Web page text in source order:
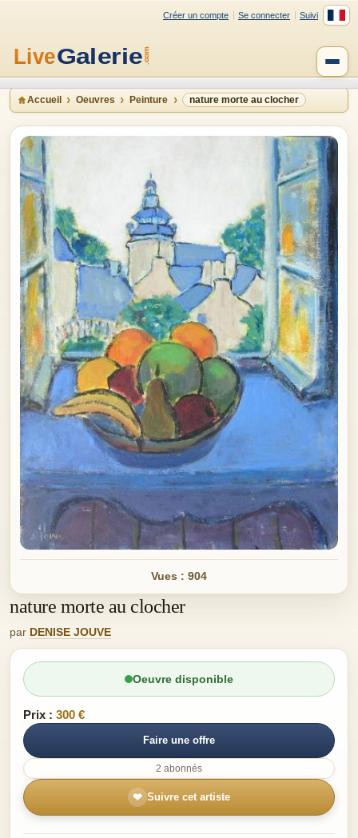
Créer un compte Se connecter Suivi
Accueil Oeuvres Peinture nature morte au clocher
Vues : 904
nature morte au clocher
par DENISE JOUVE
Oeuvre disponible
Prix : 300 €
Faire une offre
2 abonnés
❤ Suivre cet artiste